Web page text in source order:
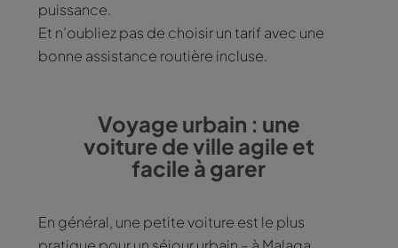
puissance.
Et n’oubliez pas de choisir un tarif avec une
bonne assistance routière incluse.
Voyage urbain : une
voiture de ville agile et
facile à garer
En général, une petite voiture est le plus